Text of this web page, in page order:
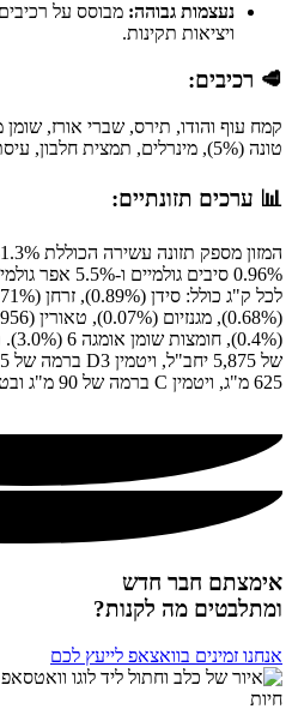
נעצמות גבוהה: מבוסס על
ויציאות תקינות.
🥩 רכיבים:
קמח עוף והודו, תירס, שברי אורז,
טונה (5%), מינרלים, תמצית חלבון, עיסת סלק מיובשת, שמן דגים.
📊 ערכים תזונתיים:
0.96% סיבים
625 מ"ג, ויטמין C ברמה של 90 מ"ג ובטא-קרוטן ברמה של 1.5 מ"ג.
אימצתם חבר חדש
ומתלבטים מה לקנות?
אנחנו זמינים בוואצאפ לייעץ לכם